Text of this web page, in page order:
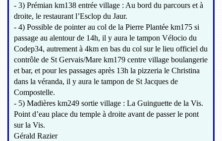
- 3) Prémian km138 entrée village : Au bord du parcours et à
droite, le restaurant l’Esclop du Jaur.
- 4) Possible de pointer au col de la Pierre Plantée km175 si
passage au alentour de 14h, il y aura le tampon Vélocio du
Codep34, autrement à 4km en bas du col sur le lieu officiel du
contrôle de St Gervais/Mare km179 centre village boulangerie
et bar, et pour les passages après 13h la pizzeria le Christina
dans la véranda, il y aura le tampon de St Jacques de
Compostelle.
- 5) Madières km249 sortie village : La Guinguette de la Vis.
Point d’eau place du temple à droite avant de passer le pont
sur la Vis.
Gérald Razier